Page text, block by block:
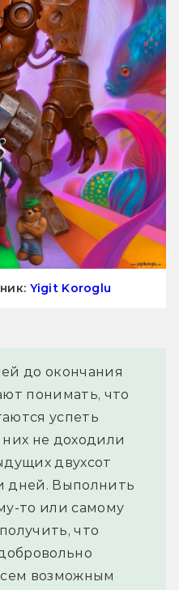
Yigit Koroglu
до окончания
понимать, что
успеть
них не доходили
двухсот
дней. Выполнить
то или самому
что
возможным